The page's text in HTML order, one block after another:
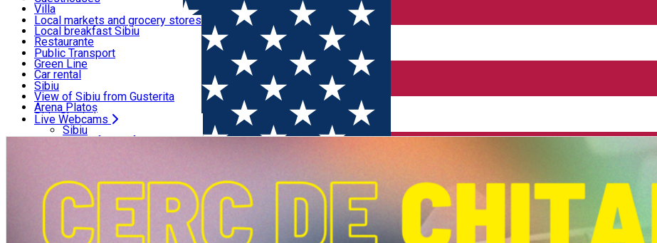
Transport & Parking
Live Webcams
Tourist Info
Tour Guides
Guided tours
Publicații locale
Beauty salons
Loc de joacă indoor
Loc de joacă outdoor
Ski
Ice skating
Yoga
Villa
Hostels
Motel
Camping
Renting rooms
Rooms for rent
Accommodation outside Sibiu
Local markets and grocery stores
Local breakfast Sibiu
Restaurante
Pizza
Fast Food
Coffee
Sweets
Pub, Bar
Night clubs
Bakeries
Public Transport
Green Line
Car rental
Rent a bike
Scooter rentals
Taxi
Ride Sharing
Parking tickets
Parking places
Sibiu
View of Sibiu from Gusterita
Arena Platoș
Live Webcams
Sibiu
View of Sibiu from Gusterita
Home Community Cercul comunitar de chitară pentru învățători